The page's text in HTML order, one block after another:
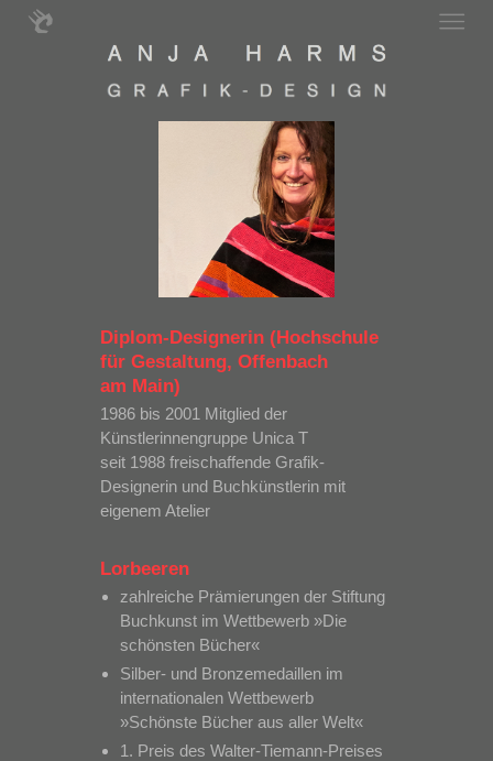
Diplom-Designerin (Hochschule
für Gestaltung, Offenbach
am Main)
1986 bis 2001 Mitglied der
Künstlerinnengruppe Unica T
seit 1988 freischaffende Grafik-
Designerin und Buchkünstlerin mit
eigenem Atelier
Lorbeeren
zahlreiche Prämierungen der Stiftung
Buchkunst im Wettbewerb »Die
schönsten Bücher«
Silber- und Bronzemedaillen im
internationalen Wettbewerb
»Schönste Bücher aus aller Welt«
1. Preis des Walter-Tiemann-Preises